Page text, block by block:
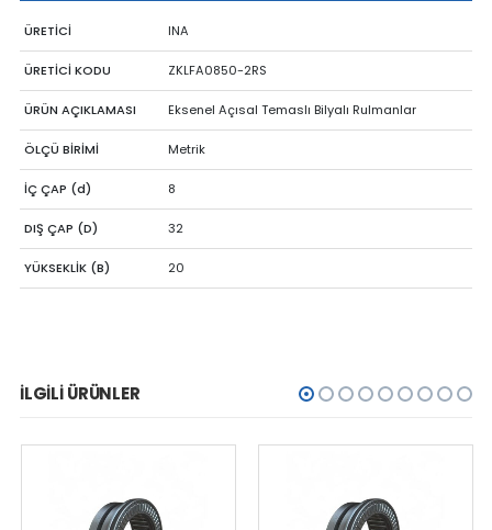
ÜRETİCİ INA
ÜRETİCİ KODU ZKLFA0850-2RS
ÜRÜN AÇIKLAMASI Eksenel Açısal Temaslı Bilyalı Rulmanlar
ÖLÇÜ BİRİMİ Metrik
İÇ ÇAP (d) 8
DIŞ ÇAP (D) 32
YÜKSEKLİK (B) 20
İLGILI ÜRÜNLER